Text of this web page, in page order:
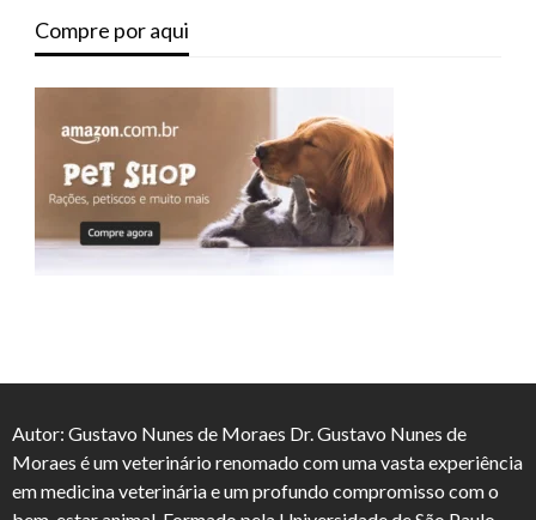
Compre por aqui
Autor: Gustavo Nunes de Moraes Dr. Gustavo Nunes de
Moraes é um veterinário renomado com uma vasta experiência
em medicina veterinária e um profundo compromisso com o